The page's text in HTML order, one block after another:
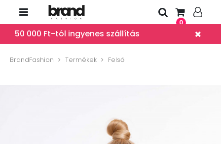
0
50 000 Ft-tól ingyenes szállítás
BrandFashion Termékek Felső